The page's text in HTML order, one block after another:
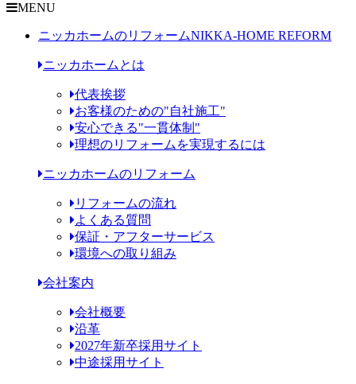
MENU
ニッカホームのリフォームNIKKA-HOME REFORM
ニッカホームとは
代表挨拶
お客様のための"自社施工"
安心できる"一貫体制"
理想のリフォームを実現するには
ニッカホームのリフォーム
リフォームの流れ
よくある質問
保証・アフターサービス
環境への取り組み
会社案内
会社概要
沿革
2027年新卒採用サイト
中途採用サイト